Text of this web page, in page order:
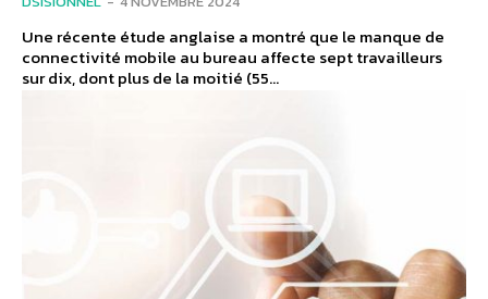
Une récente étude anglaise a montré que le manque de
connectivité mobile au bureau affecte sept travailleurs
sur dix, dont plus de la moitié (55...